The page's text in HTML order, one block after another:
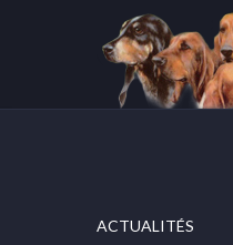
ACTUALITÉS